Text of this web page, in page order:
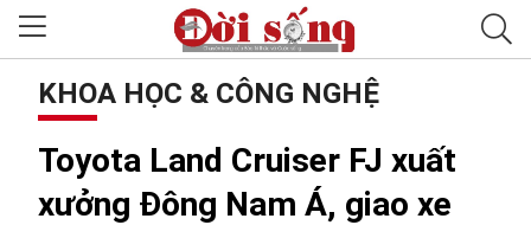
KHOA HỌC & CÔNG NGHỆ
Toyota Land Cruiser FJ xuất
xưởng Đông Nam Á, giao xe